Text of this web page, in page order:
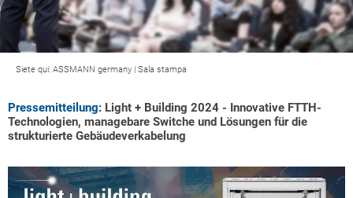
Siete qui: ASSMANN germany | Sala stampa
Pressemitteilung: Light + Building 2024 - Innovative FTTH-
Technologien, managebare Switche und Lösungen für die
strukturierte Gebäudeverkabelung